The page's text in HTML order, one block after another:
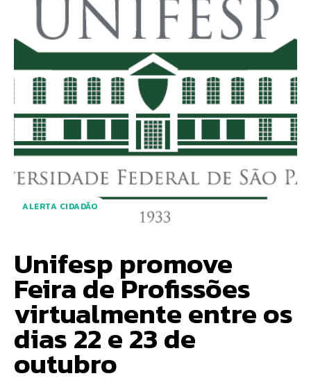
ALERTA CIDADÃO
Unifesp promove
Feira de Profissões
virtualmente entre os
dias 22 e 23 de
outubro